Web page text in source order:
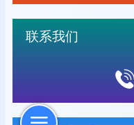
联系我们